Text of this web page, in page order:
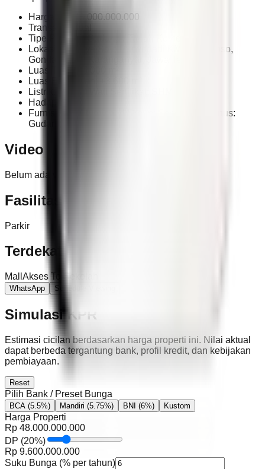
Harga: Rp 48.000.000.000
Transaksi: Jual
Tipe Properti: Gudang / Tanah Komersial
Lokasi: Jl. Raya Solo Purwodadi KM 11, Kalioso,
Gondangrejo, Karanganyar, Jawa Tengah
Luas Tanah: 6.000 m²
Luas Bangunan: ±3.600 m²
Listrik: 66.000 Watt Sertifikat: SHM
Hadap: Timur
Furnish: Non-furnished Group: Secondary Bonus:
Gudang + Ruko 4 Pintu + Toko
Video
Belum ada video untuk properti ini.
Fasilitas
Parkir
Terdekat
Mall Akses Tol
WhatsApp Schedule Viewing
Simulasi KPR
Estimasi cicilan berdasarkan harga properti ini. Nilai aktual
dapat berbeda tergantung bank, profil kredit, dan kebijakan
pembiayaan.
Reset
Pilih Bank / Preset Bunga
BCA (5.5%) Mandiri (5.75%) BNI (6%) Kustom
Harga Properti
Rp 48.000.000.000
DP (20%)
Rp 9.600.000.000
Suku Bunga (% per tahun)